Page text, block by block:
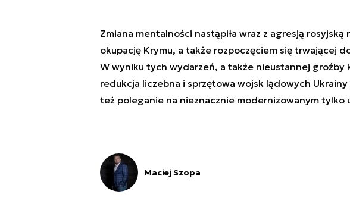
Zmiana mentalności nastąpiła wraz z agresją rosyjską
okupację Krymu, a także rozpoczęciem się trwającej
W wyniku tych wydarzeń, a także nieustannej groźby
redukcja liczebna i sprzętowa wojsk lądowych Ukrainy
też poleganie na nieznacznie modernizowanym tylko
Maciej Szopa